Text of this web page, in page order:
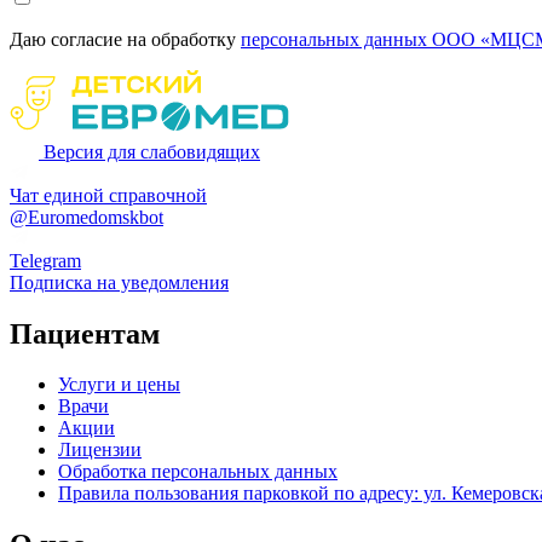
Даю согласие на обработку персональных данных ООО
Версия для слабовидящих
Чат единой справочной
@Euromedomskbot
Telegram
Подписка на уведомления
Пациентам
Услуги и цены
Врачи
Акции
Лицензии
Обработка персональных данных
Правила пользования парковкой по адресу: ул.